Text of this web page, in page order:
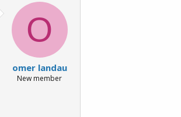
O
omer landau
New member